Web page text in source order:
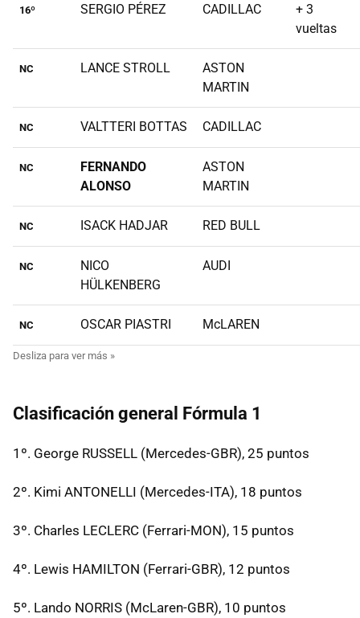
16º SERGIO PÉREZ CADILLAC
+ 3
vueltas
NC LANCE STROLL
ASTON
MARTIN
NC VALTTERI BOTTAS CADILLAC
NC
FERNANDO
ALONSO
ASTON
MARTIN
NC ISACK HADJAR RED BULL
NC
NICO
HÜLKENBERG
AUDI
NC OSCAR PIASTRI McLAREN
Clasificación general Fórmula 1
1º. George RUSSELL (Mercedes-GBR), 25 puntos
2º. Kimi ANTONELLI (Mercedes-ITA), 18 puntos
3º. Charles LECLERC (Ferrari-MON), 15 puntos
4º. Lewis HAMILTON (Ferrari-GBR), 12 puntos
5º. Lando NORRIS (McLaren-GBR), 10 puntos